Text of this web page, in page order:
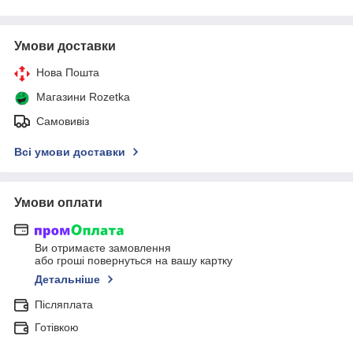
Умови доставки
Нова Пошта
Магазини Rozetka
Самовивіз
Всі умови доставки
Умови оплати
Ви отримаєте замовлення
або гроші повернуться на вашу картку
Детальніше
Післяплата
Готівкою